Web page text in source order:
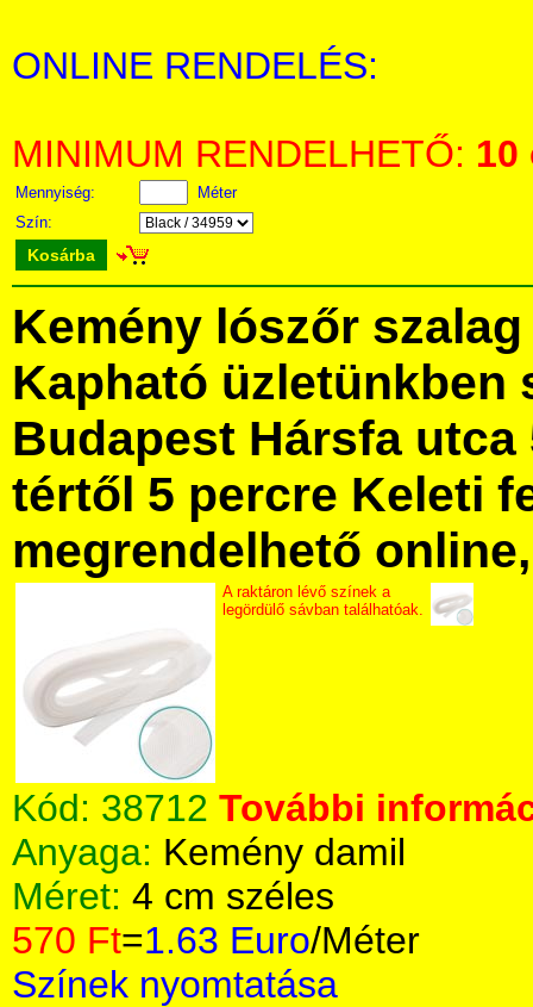
ONLINE RENDELÉS:
MINIMUM RENDELHETŐ: 10
Mennyiség:
Méter
Szín:
Kosárba
Kemény lószőr
Kapható üzletünkben
Budapest Hársfa utca
tértől 5 percre Keleti
megrendelhető
A raktáron lévő színek a
legördülő sávban találhatóak.
Kód: 38712 További
Anyaga: Kemény damil
Méret: 4 cm széles
570 Ft=1.63 Euro/Méter
Színek nyomtatása